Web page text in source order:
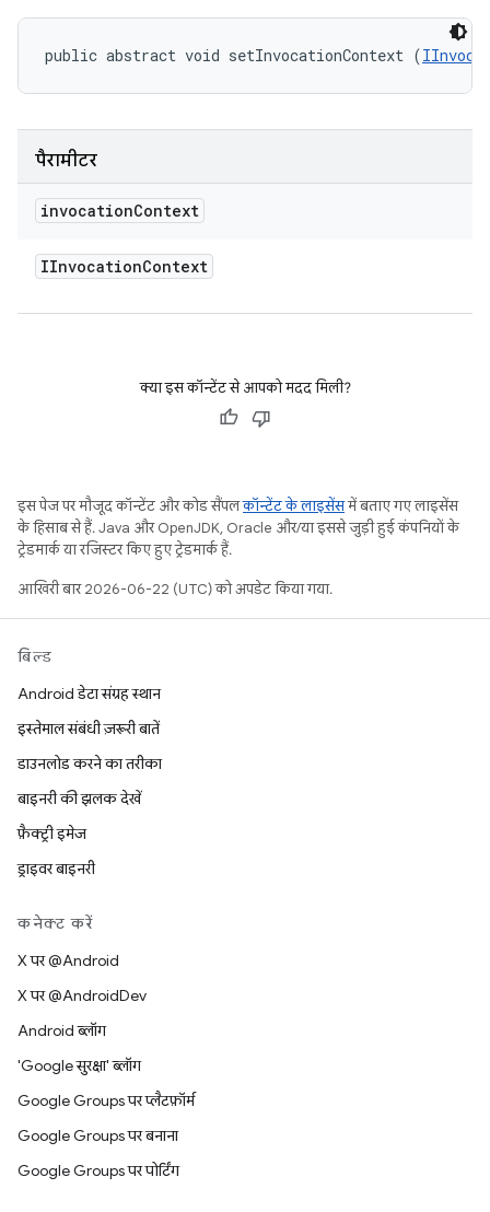
public abstract void setInvocationContext (
पैरामीटर
invocationContext
IInvocationContext
क्या इस कॉन्टेंट से आपको मदद मिली?
इस पेज पर मौजूद कॉन्टेंट और कोड सैंपलकॉन्टेंट के लाइसेंसमें बताए गए लाइसेंस
के हिसाब से हैं. Java और OpenJDK, Oracle और/या इससे जुड़ी हुई कंपनियों के
ट्रेडमार्क या रजिस्टर किए हुए ट्रेडमार्क हैं.
आखिरी बार 2026-06-22 (UTC) को अपडेट किया गया.
बिल्ड
Android डेटा संग्रह स्थान
इस्तेमाल संबंधी ज़रूरी बातें
डाउनलोड करने का तरीका
बाइनरी की झलक देखें
फ़ैक्ट्री इमेज
ड्राइवर बाइनरी
कनेक्ट करें
X पर @Android
X पर @AndroidDev
Android ब्लॉग
'Google सुरक्षा' ब्लॉग
Google Groups पर प्लैटफ़ॉर्म
Google Groups पर बनाना
Google Groups पर पोर्टिंग